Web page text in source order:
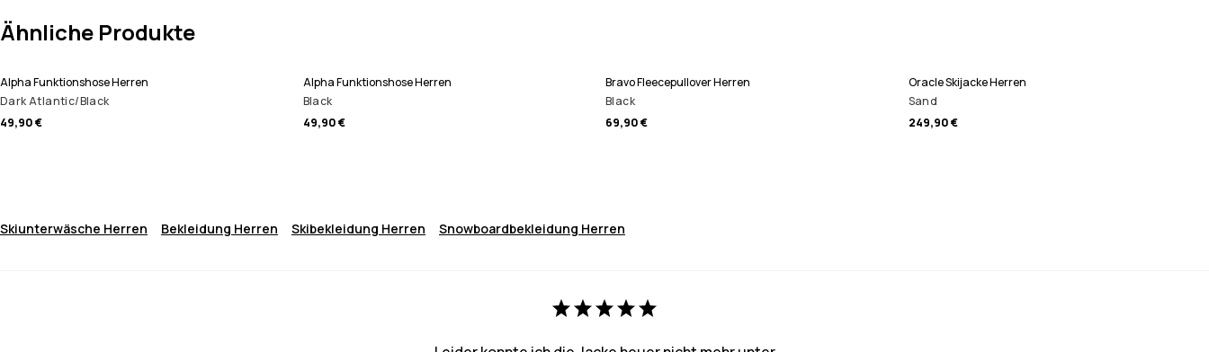
Ähnliche Produkte
Alpha Funktionshose Herren
Dark Atlantic/Black
49,90 €
Alpha Funktionshose Herren
Black
49,90 €
Bravo Fleecepullover Herren
Black
69,90 €
Oracle Skijacke Herren
Sand
249,90 €
Skiunterwäsche Herren Bekleidung Herren Skibekleidung Herren Snowboardbekleidung Herren